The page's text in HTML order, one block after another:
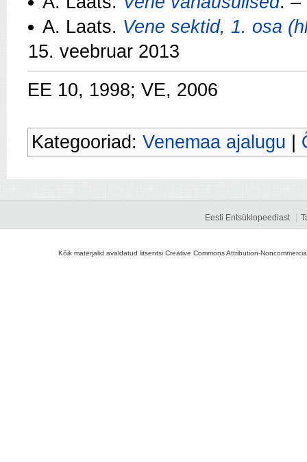
A. Laats. Vene sektid, 1. osa
15. veebruar 2013
EE 10, 1998; VE, 2006
Kategooriad: Venemaa ajalugu
Eesti Entsüklopeediast
Kõik materjalid avaldatud litsentsi Creative Commons Attribution-